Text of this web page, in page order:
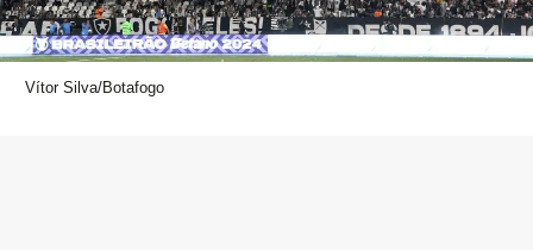
Vítor Silva/Botafogo